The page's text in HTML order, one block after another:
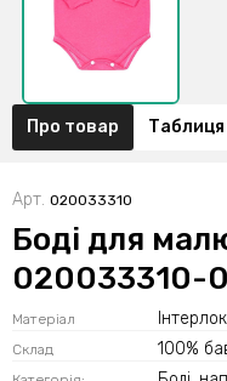
Про товар Таблиця
Арт. 020033310
Боді для
020033310-
Матеріал Інтерлок
Склад 100%